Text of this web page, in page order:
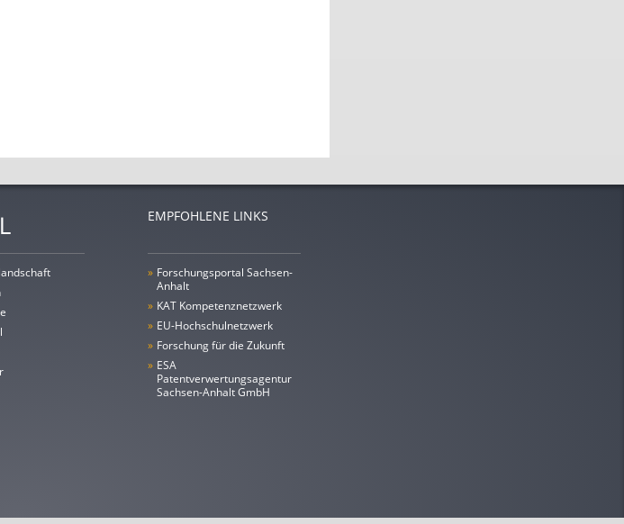
EMPFOHLENE LINKS
» Forschungsportal Sachsen-
Anhalt
» KAT Kompetenznetzwerk
» EU-Hochschulnetzwerk
» Forschung für die Zukunft
» ESA
Patentverwertungsagentur
Sachsen-Anhalt GmbH